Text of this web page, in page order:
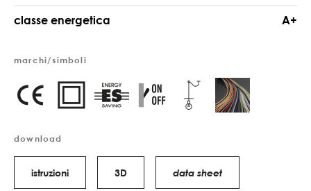
classe energetica A+
marchi/simboli
download
istruzioni 3D data sheet